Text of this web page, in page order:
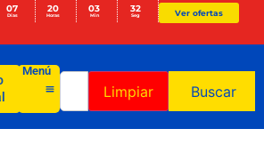
07
Días
20
Horas
03
Min
32
Seg Ver ofertas
Menú
Limpiar Buscar